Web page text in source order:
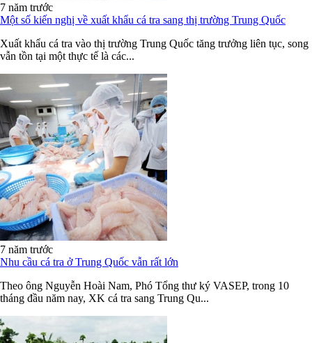
7 năm trước
Một số kiến nghị về xuất khẩu cá tra sang thị trường Trung Quốc
Xuất khẩu cá tra vào thị trường Trung Quốc tăng trưởng liên tục, song
vẫn tồn tại một thực tế là các...
7 năm trước
Nhu cầu cá tra ở Trung Quốc vẫn rất lớn
Theo ông Nguyễn Hoài Nam, Phó Tổng thư ký VASEP, trong 10
tháng đầu năm nay, XK cá tra sang Trung Qu...